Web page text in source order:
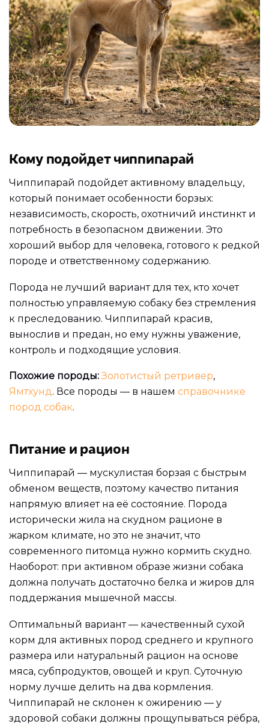
Кому подойдет чиппипарай
Чиппипарай подойдет активному владельцу,
который понимает особенности борзых:
независимость, скорость, охотничий инстинкт и
потребность в безопасном движении. Это
хороший выбор для человека, готового к редкой
породе и ответственному содержанию.
Порода не лучший вариант для тех, кто хочет
полностью управляемую собаку без стремления
к преследованию. Чиппипарай красив,
вынослив и предан, но ему нужны уважение,
контроль и подходящие условия.
Похожие породы: Золотистый ретривер,
Ямтхунд. Все породы — в нашем справочнике
пород собак.
Питание и рацион
Чиппипарай — мускулистая борзая с быстрым
обменом веществ, поэтому качество питания
напрямую влияет на её состояние. Порода
исторически жила на скудном рационе в
жарком климате, но это не значит, что
современного питомца нужно кормить скудно.
Наоборот: при активном образе жизни собака
должна получать достаточно белка и жиров для
поддержания мышечной массы.
Оптимальный вариант — качественный сухой
корм для активных пород среднего и крупного
размера или натуральный рацион на основе
мяса, субпродуктов, овощей и круп. Суточную
норму лучше делить на два кормления.
Чиппипарай не склонен к ожирению — у
здоровой собаки должны прощупываться рёбра,